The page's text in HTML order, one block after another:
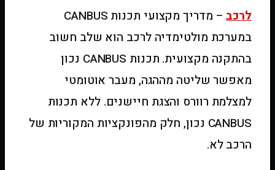
לרכב
– מדריך מקצועי תכנות CANBUS
במערכת מולטימדיה לרכב הוא שלב חשוב
בהתקנה מקצועית. תכנות CANBUS נכון
מאפשר שליטה מההגה, מעבר אוטומטי
למצלמת רוורס והצגת חיישנים. ללא תכנות
CANBUS נכון, חלק מהפונקציות המקוריות של
הרכב לא.